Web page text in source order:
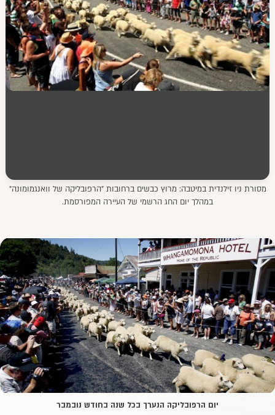
מסורת ניו זילנדית במיטבה: מרוץ כבשים ברחובות "הרפובליקה של וואנגמומונה"
במהלך יום החג הרשמי של העיירה המפורסמת.
יום הרפובליקה הנערך בכל שנה בחודש נובמבר